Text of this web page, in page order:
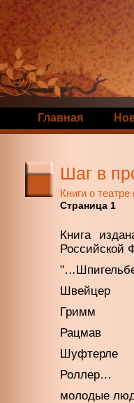
Главная
Шаг в
Книги о театре
Страница 1
Книга
Российской
Швейцер
Гримм
Рацмав
Шуфтерле
Роллер…
молодые